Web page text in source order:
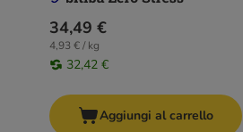
34,49 €
4,93 € / kg
32,42 €
Aggiungi al carrello